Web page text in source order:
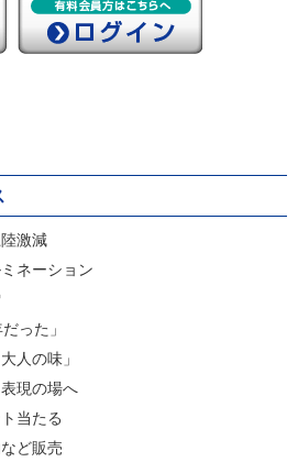
激減
ネーション
った」
人の味」
現の場へ
当たる
ど販売